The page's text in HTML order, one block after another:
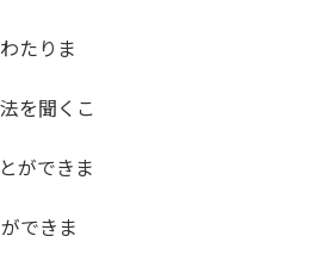
たりま
を聞くこ
ができま
できま